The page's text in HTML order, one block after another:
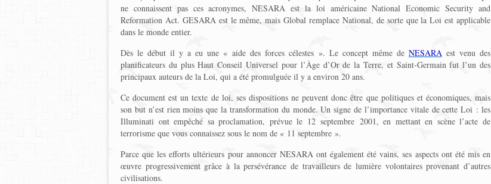
ne connaissent pas ces acronymes, NESARA est la loi américaine National Economic Security and
Reformation Act. GESARA est le même, mais Global remplace National, de sorte que la Loi est applicable
dans le monde entier.
Dès le début il y a eu une « aide des forces célestes ». Le concept même de NESARA est venu des
planificateurs du plus Haut Conseil Universel pour l’Âge d’Or de la Terre, et Saint-Germain fut l’un des
principaux auteurs de la Loi, qui a été promulguée il y a environ 20 ans.
Ce document est un texte de loi, ses dispositions ne peuvent donc être que politiques et économiques, mais
son but n’est rien moins que la transformation du monde. Un signe de l’importance vitale de cette Loi : les
Illuminati ont empêché sa proclamation, prévue le 12 septembre 2001, en mettant en scène l’acte de
terrorisme que vous connaissez sous le nom de « 11 septembre ».
Parce que les efforts ultérieurs pour annoncer NESARA ont également été vains, ses aspects ont été mis en
œuvre progressivement grâce à la persévérance de travailleurs de lumière volontaires provenant d’autres
civilisations.